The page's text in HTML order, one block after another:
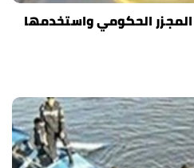
المجزر الحكومي واستخدمها